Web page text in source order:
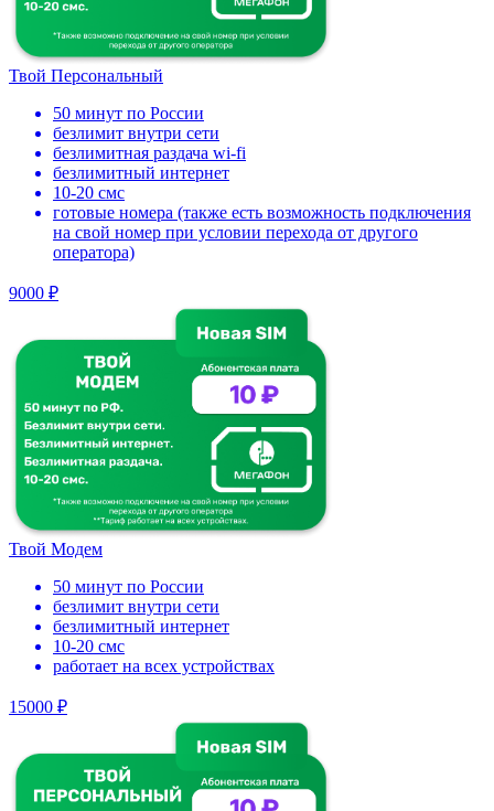
Твой Персональный
50 минут по России
безлимит внутри сети
безлимитная раздача wi-fi
безлимитный интернет
10-20 смс
готовые номера (также есть возможность подключения
на свой номер при условии перехода от другого
оператора)
9000 ₽
Твой Модем
50 минут по России
безлимит внутри сети
безлимитный интернет
10-20 смс
работает на всех устройствах
15000 ₽